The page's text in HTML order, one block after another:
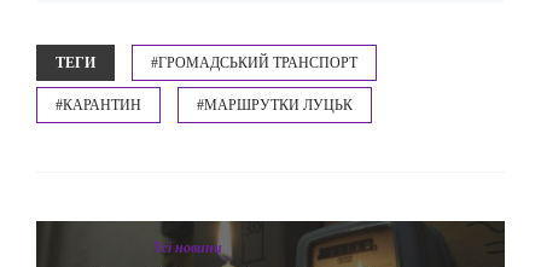
ТЕГИ #ГРОМАДСЬКИЙ ТРАНСПОРТ
#КАРАНТИН #МАРШРУТКИ ЛУЦЬК
Yсі новини